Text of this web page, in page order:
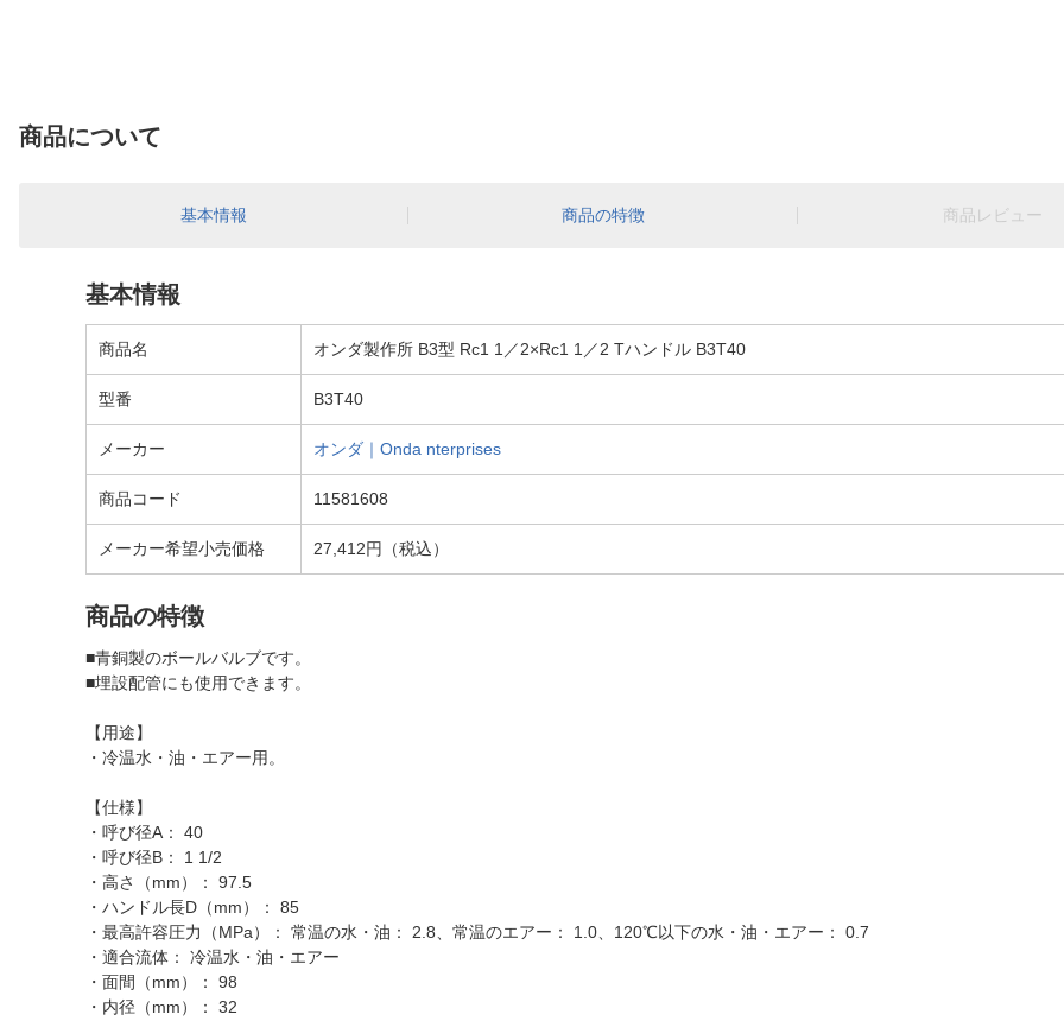
商品について
基本情報 商品の特徴 商品レビュー
基本情報
商品名 オンダ製作所 B3型 Rc1 1／2×Rc1 1／2 Tハンドル B3T40
型番 B3T40
メーカー オンダ｜Onda nterprises
商品コード 11581608
メーカー希望小売価格 27,412円（税込）
商品の特徴
■青銅製のボールバルブです。
■埋設配管にも使用できます。
【用途】
・冷温水・油・エアー用。
【仕様】
・呼び径A： 40
・呼び径B： 1 1/2
・高さ（mm）： 97.5
・ハンドル長D（mm）： 85
・最高許容圧力（MPa）： 常温の水・油： 2.8、常温のエアー： 1.0、120℃以下の水・油・エアー： 0.7
・適合流体： 冷温水・油・エアー
・面間（mm）： 98
・内径（mm）： 32